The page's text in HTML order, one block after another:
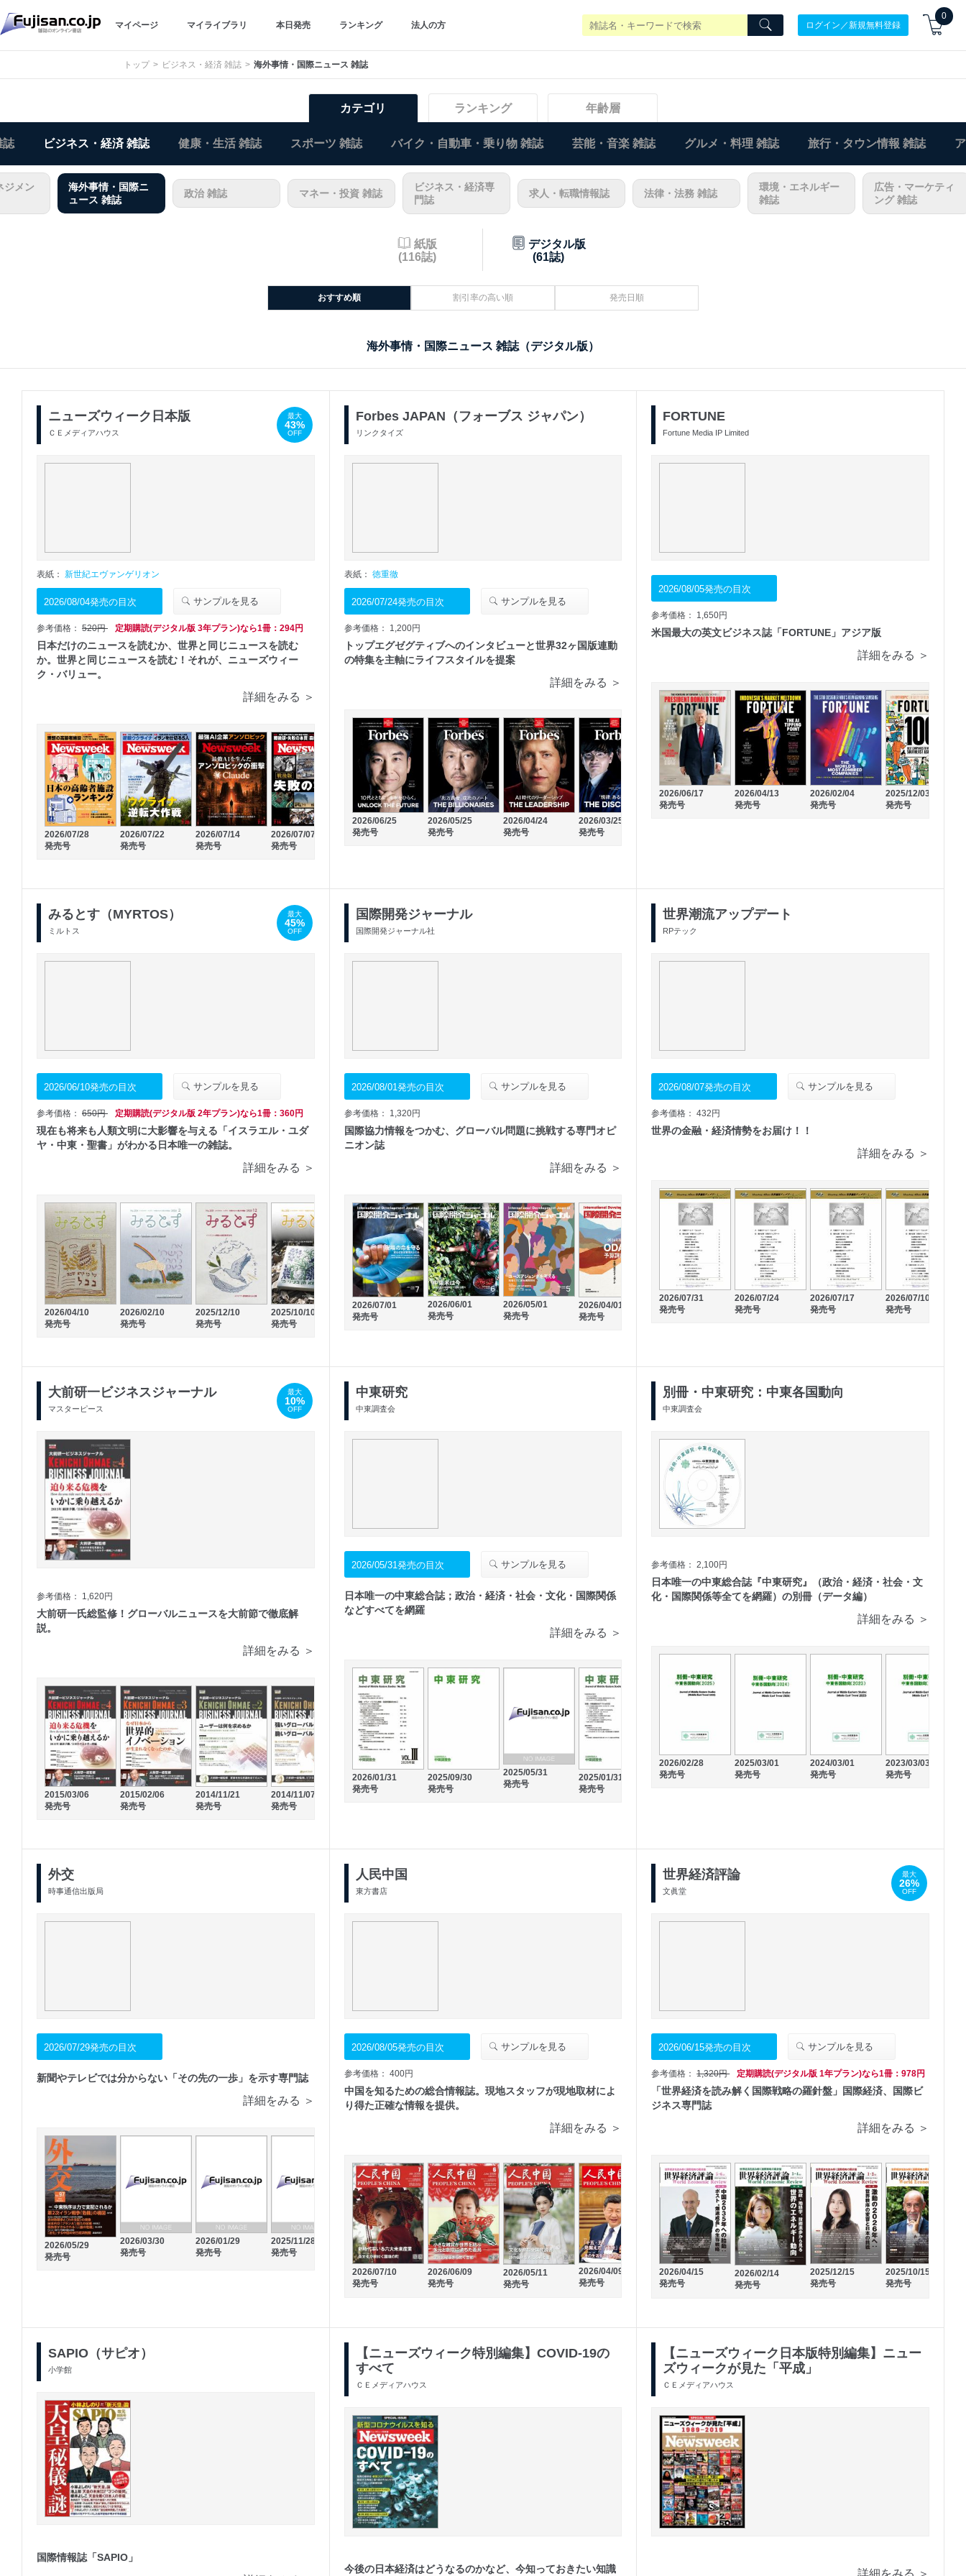
マイページ マイライブラリ 本日発売 ランキング 法人の方 ログイン／新規無料登録
0
トップ ビジネス・経済 雑誌 海外事情・国際ニュース 雑誌
カテゴリ ランキング 年齢層
誌 ビジネス・経済 雑誌 健康・生活 雑誌 スポーツ 雑誌 バイク・自動車・乗り物 雑誌 芸能・音楽 雑誌 グルメ・料理 雑誌 旅行・タウン情報 雑誌
ジメン
海外事情・国際ニ
ュース 雑誌
政治 雑誌 マネー・投資 雑誌
ビジネス・経済専
門誌
求人・転職情報誌 法律・法務 雑誌
環境・エネルギー
雑誌
広告・マーケティ
ング 雑誌
紙版
(116誌)
デジタル版
(61誌)
おすすめ順 割引率の高い順 発売日順
海外事情・国際ニュース 雑誌（デジタル版）
ニューズウィーク日本版
ＣＥメディアハウス
最大
43%
OFF
表紙： 新世紀エヴァンゲリオン
2026/08/04発売の目次 サンプルを見る
参考価格： 520円 定期購読(デジタル版 3年プラン)なら1冊：294円
日本だけのニュースを読むか、世界と同じニュースを読む
か。世界と同じニュースを読む！それが、ニューズウィー
ク・バリュー。
詳細をみる ＞
2026/07/28
発売号
2026/07/22
発売号
2026/07/14
発売号
2026/07/07
発売号
2026/06/30
2026/06/23
Forbes JAPAN（フォーブス ジャパン）
リンクタイズ
表紙： 徳重徹
2026/07/24発売の目次 サンプルを見る
参考価格： 1,200円
トップエグゼグティブへのインタビューと世界32ヶ国版連動
の特集を主軸にライフスタイルを提案
詳細をみる ＞
2026/06/25
発売号
2026/05/25
発売号
2026/04/24
発売号
2026/03/25
発売号
FORTUNE
Fortune Media IP Limited
2026/08/05発売の目次
参考価格： 1,650円
米国最大の英文ビジネス誌「FORTUNE」アジア版
詳細をみる ＞
2026/06/17
発売号
2026/04/13
発売号
2026/02/04
発売号
2025/12/03
発売号
みるとす（MYRTOS）
ミルトス
最大
45%
OFF
2026/06/10発売の目次 サンプルを見る
参考価格： 650円 定期購読(デジタル版 2年プラン)なら1冊：360円
現在も将来も人類文明に大影響を与える「イスラエル・ユダ
ヤ・中東・聖書」がわかる日本唯一の雑誌。
詳細をみる ＞
2026/04/10
発売号
2026/02/10
発売号
2025/12/10
発売号
2025/10/10
発売号
2025/08/10
発売号
2025/06/10
発売号
国際開発ジャーナル
国際開発ジャーナル社
2026/08/01発売の目次 サンプルを見る
参考価格： 1,320円
国際協力情報をつかむ、グローバル問題に挑戦する専門オピ
ニオン誌
詳細をみる ＞
2026/07/01
発売号
2026/06/01
発売号
2026/05/01
発売号
2026/04/01
発売号
2026/03/01
発売号
2026/02/01
発売号
世界潮流アップデート
RPテック
2026/08/07発売の目次 サンプルを見る
参考価格： 432円
世界の金融・経済情勢をお届け！！
詳細をみる ＞
2026/07/31
発売号
2026/07/24
発売号
2026/07/17
発売号
2026/07/10
発売号
大前研一ビジネスジャーナル
マスターピース
最大
10%
OFF
参考価格： 1,620円
大前研一氏総監修！グローバルニュースを大前節で徹底解
説。
詳細をみる ＞
2015/03/06
発売号
2015/02/06
発売号
2014/11/21
発売号
2014/11/07
発売号
中東研究
中東調査会
2026/05/31発売の目次 サンプルを見る
日本唯一の中東総合誌；政治・経済・社会・文化・国際関係
などすべてを網羅
詳細をみる ＞
2026/01/31
発売号
2025/09/30
発売号
2025/05/31
発売号
2025/01/31
発売号
2024/09/30
2024/05/31
別冊・中東研究：中東各国動向
中東調査会
参考価格： 2,100円
日本唯一の中東総合誌『中東研究』（政治・経済・社会・文
化・国際関係等全てを網羅）の別冊（データ編）
詳細をみる ＞
2026/02/28
発売号
2025/03/01
発売号
2024/03/01
発売号
2023/03/03
発売号
外交
時事通信出版局
2026/07/29発売の目次
新聞やテレビでは分からない「その先の一歩」を示す専門誌
詳細をみる ＞
2026/05/29
発売号
2026/03/30
発売号
2026/01/29
発売号
2025/11/28
発売号
2025/09/29
発売号
2025/09/02
発売号
人民中国
東方書店
2026/08/05発売の目次 サンプルを見る
参考価格： 400円
中国を知るための総合情報誌。現地スタッフが現地取材によ
り得た正確な情報を提供。
詳細をみる ＞
2026/07/10
発売号
2026/06/09
発売号
2026/05/11
発売号
2026/04/09
発売号
2026/03/06
発売号
2026/02/06
発売号
世界経済評論
文眞堂
最大
26%
OFF
2026/06/15発売の目次 サンプルを見る
参考価格：1,320円 定期購読(デジタル版 1年プラン)なら1冊：978円
「世界経済を読み解く国際戦略の羅針盤」国際経済、国際ビ
ジネス専門誌
詳細をみる ＞
2026/04/15
発売号
2026/02/14
発売号
2025/12/15
発売号
2025/10/15
発売号
SAPIO（サピオ）
小学館
国際情報誌「SAPIO」
【ニューズウィーク特別編集】COVID-19の
すべて
ＣＥメディアハウス
今後の日本経済はどうなるのかなど、今知っておきたい知識
【ニューズウィーク日本版特別編集】ニュー
ズウィークが見た「平成」
ＣＥメディアハウス